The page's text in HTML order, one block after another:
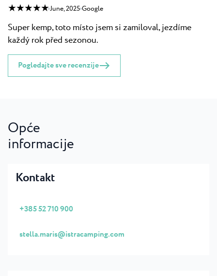
★ ★ ★ ★ ★ June, 2025 Google
Super kemp, toto místo jsem si zamiloval, jezdíme
každý rok před sezonou.
Pogledajte sve recenzije
Opće
informacije
Kontakt
+385 52 710 900
stella.maris@istracamping.com